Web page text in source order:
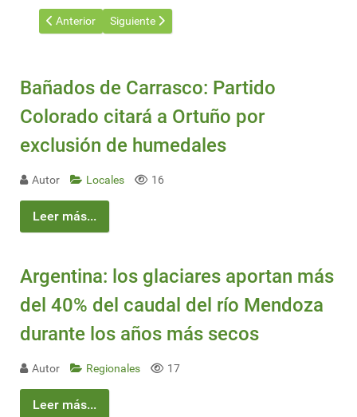
Artículo anterior: Día de la Conservación de Suelos, por qué
Anterior Artículo siguiente: El Gobierno de Orsi planea
Siguiente
Bañados de Carrasco: Partido
Colorado citará a Ortuño por
exclusión de humedales
Autor Locales 16
Leer más...
Argentina: los glaciares aportan más
del 40% del caudal del río Mendoza
durante los años más secos
Autor Regionales 17
Leer más...